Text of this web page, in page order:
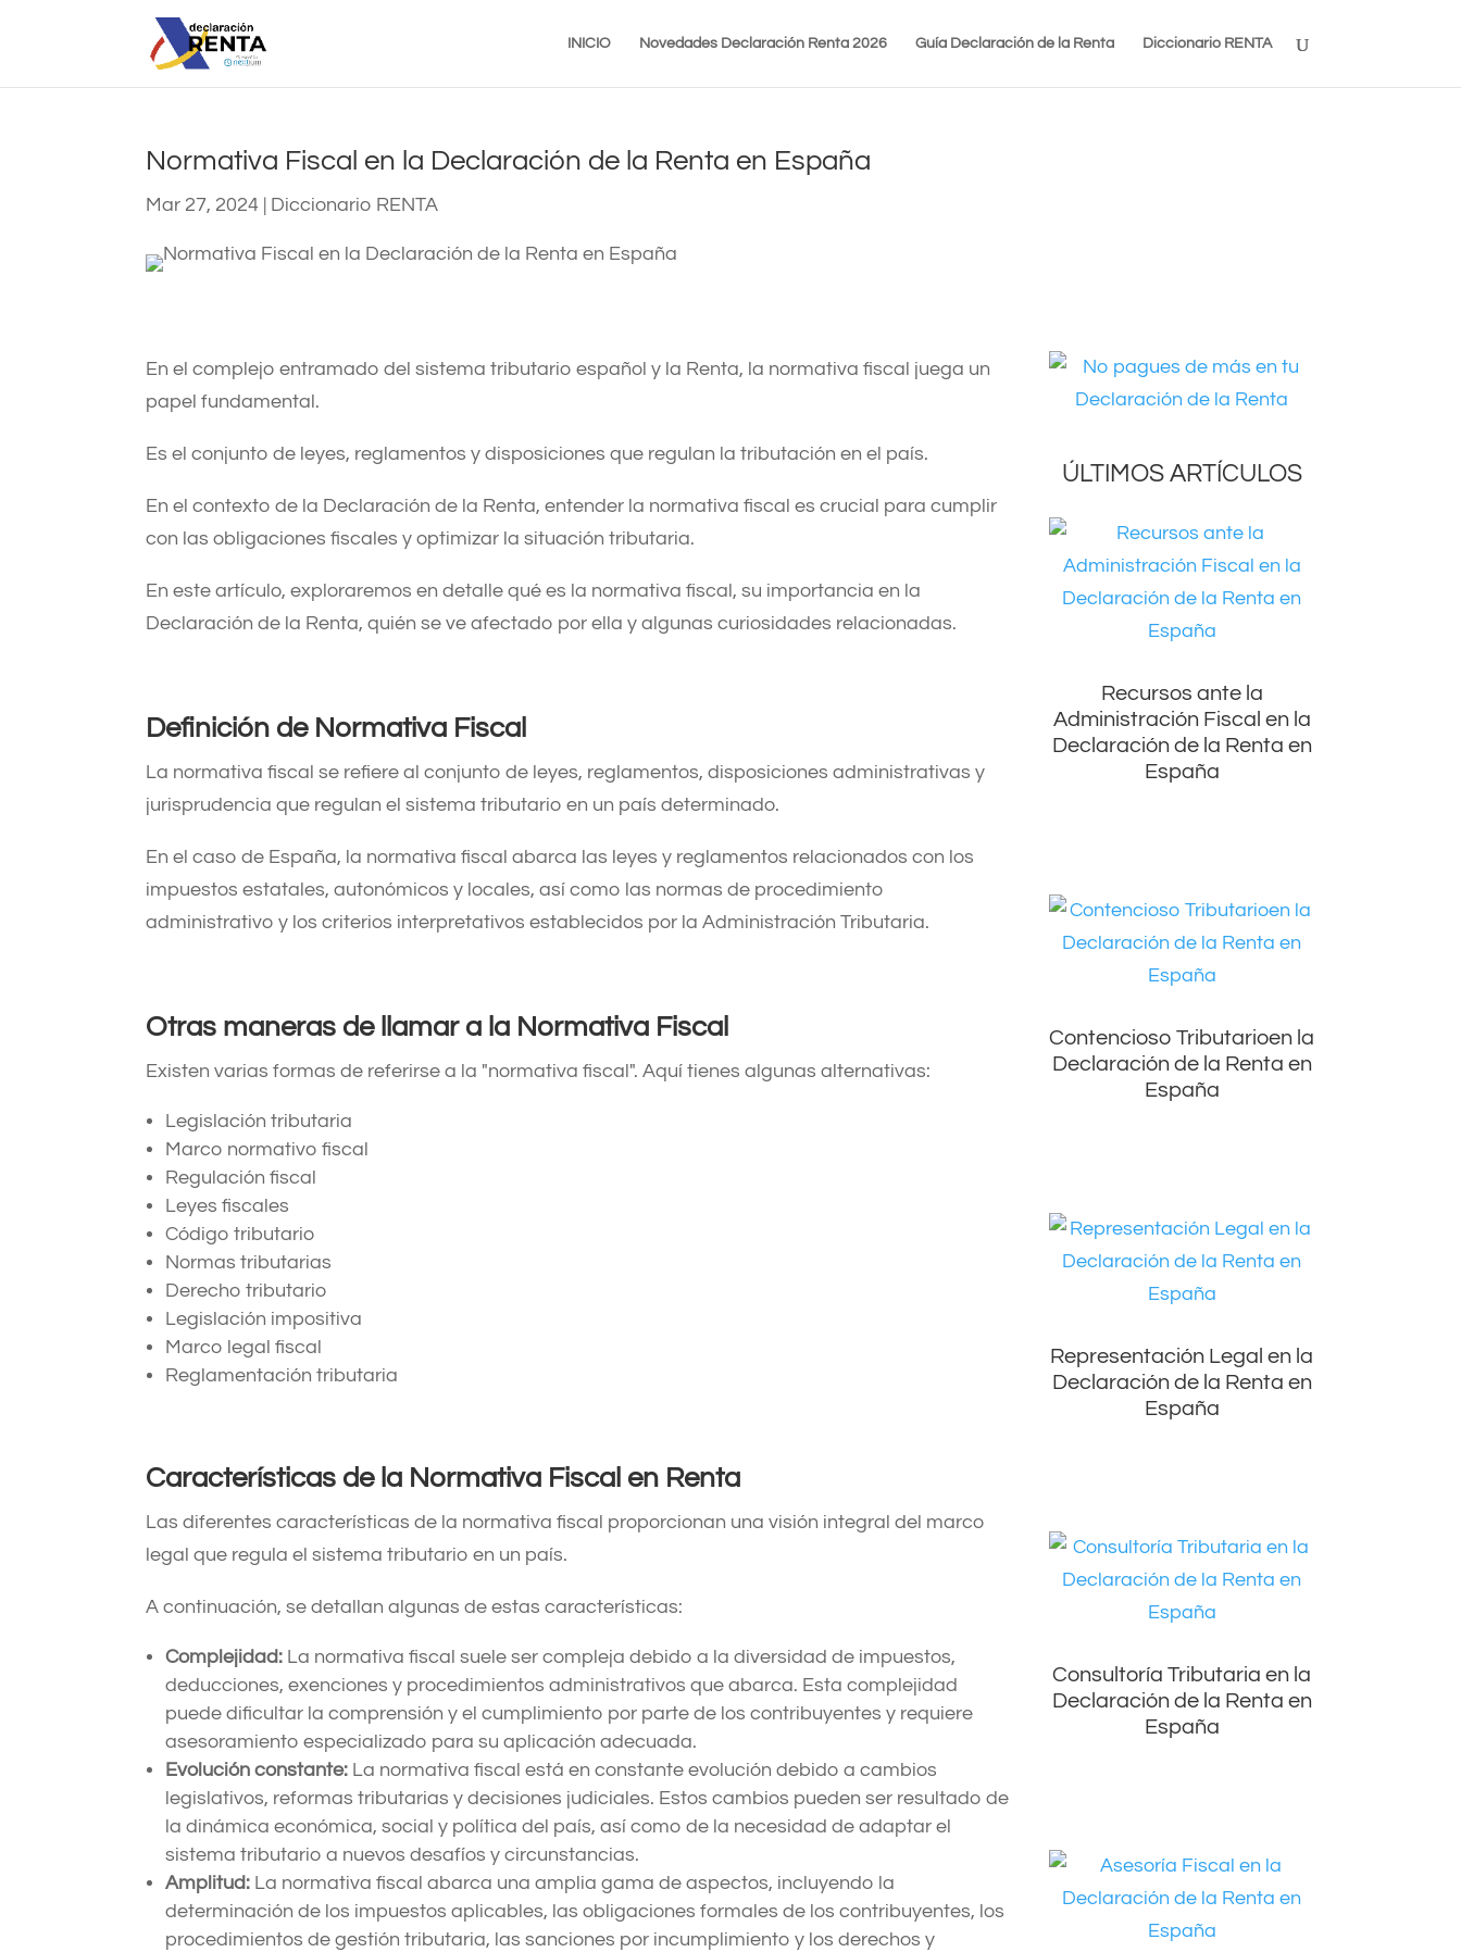
INICIO Novedades Declaración Renta 2026 Guía Declaración de la Renta Diccionario RENTA
Normativa Fiscal en la Declaración de la Renta en España
Mar 27, 2024 | Diccionario RENTA
En el complejo entramado del sistema tributario español y la Renta, la normativa fiscal juega un
papel fundamental.
Es el conjunto de leyes, reglamentos y disposiciones que regulan la tributación en el país.
En el contexto de la Declaración de la Renta, entender la normativa fiscal es crucial para cumplir
con las obligaciones fiscales y optimizar la situación tributaria.
En este artículo, exploraremos en detalle qué es la normativa fiscal, su importancia en la
Declaración de la Renta, quién se ve afectado por ella y algunas curiosidades relacionadas.
Definición de Normativa Fiscal
La normativa fiscal se refiere al conjunto de leyes, reglamentos, disposiciones administrativas y
jurisprudencia que regulan el sistema tributario en un país determinado.
En el caso de España, la normativa fiscal abarca las leyes y reglamentos relacionados con los
impuestos estatales, autonómicos y locales, así como las normas de procedimiento
administrativo y los criterios interpretativos establecidos por la Administración Tributaria.
Otras maneras de llamar a la Normativa Fiscal
Existen varias formas de referirse a la "normativa fiscal". Aquí tienes algunas alternativas:
Legislación tributaria
Marco normativo fiscal
Regulación fiscal
Leyes fiscales
Código tributario
Normas tributarias
Derecho tributario
Legislación impositiva
Marco legal fiscal
Reglamentación tributaria
Características de la Normativa Fiscal en Renta
Las diferentes características de la normativa fiscal proporcionan una visión integral del marco
legal que regula el sistema tributario en un país.
A continuación, se detallan algunas de estas características:
Complejidad: La normativa fiscal suele ser compleja debido a la diversidad de impuestos,
deducciones, exenciones y procedimientos administrativos que abarca. Esta complejidad
puede dificultar la comprensión y el cumplimiento por parte de los contribuyentes y requiere
asesoramiento especializado para su aplicación adecuada.
Evolución constante: La normativa fiscal está en constante evolución debido a cambios
legislativos, reformas tributarias y decisiones judiciales. Estos cambios pueden ser resultado de
la dinámica económica, social y política del país, así como de la necesidad de adaptar el
sistema tributario a nuevos desafíos y circunstancias.
Amplitud: La normativa fiscal abarca una amplia gama de aspectos, incluyendo la
determinación de los impuestos aplicables, las obligaciones formales de los contribuyentes, los
procedimientos de gestión tributaria, las sanciones por incumplimiento y los derechos y
ÚLTIMOS ARTÍCULOS
Recursos ante la
Administración Fiscal en la
Declaración de la Renta en
España
Contencioso Tributarioen la
Declaración de la Renta en
España
Representación Legal en la
Declaración de la Renta en
España
Consultoría Tributaria en la
Declaración de la Renta en
España